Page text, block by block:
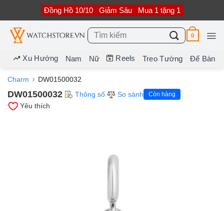
nội
dung
Đồng Hồ 10/10 Giảm Sâu Mua 1 tặng 1
Tìm
kiếm:
0
Xu Hướng Nam Nữ Reels Treo Tường Để Bàn
Charm DW01500032
DW01500032 Thông số So sánh Còn hàng
Yêu thích